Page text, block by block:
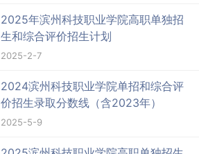
2025年滨州科技职业学院高职单独招
生和综合评价招生计划
2025-2-7
2024滨州科技职业学院单招和综合评
价招生录取分数线（含2023年）
2025-5-9